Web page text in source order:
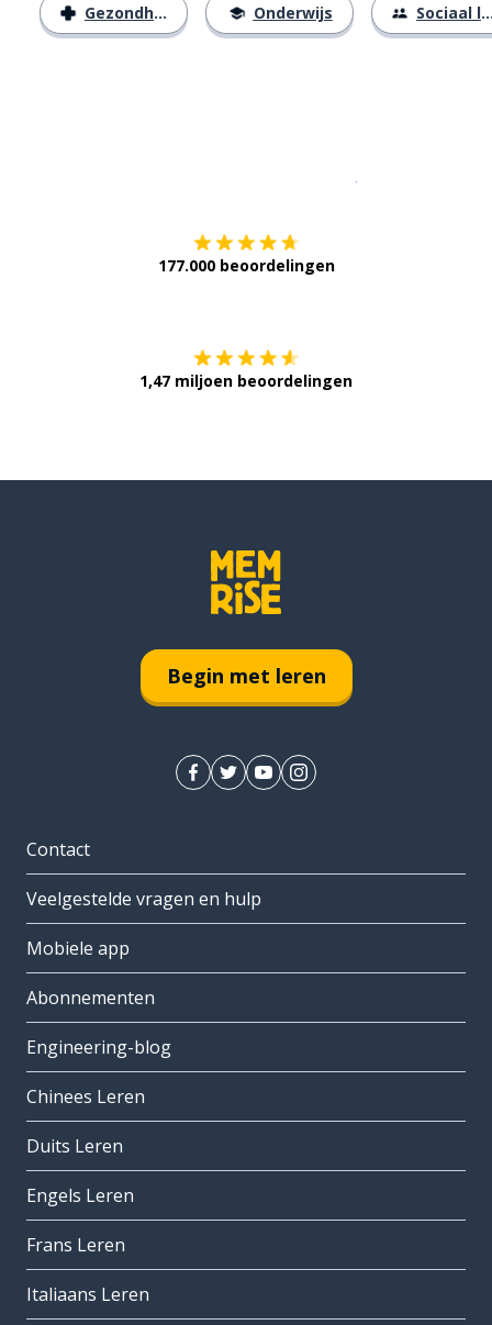
Gezondheid Onderwijs Sociaal leven
177.000 beoordelingen
1,47 miljoen beoordelingen
Begin met leren
Contact
Veelgestelde vragen en hulp
Mobiele app
Abonnementen
Engineering-blog
Chinees Leren
Duits Leren
Engels Leren
Frans Leren
Italiaans Leren